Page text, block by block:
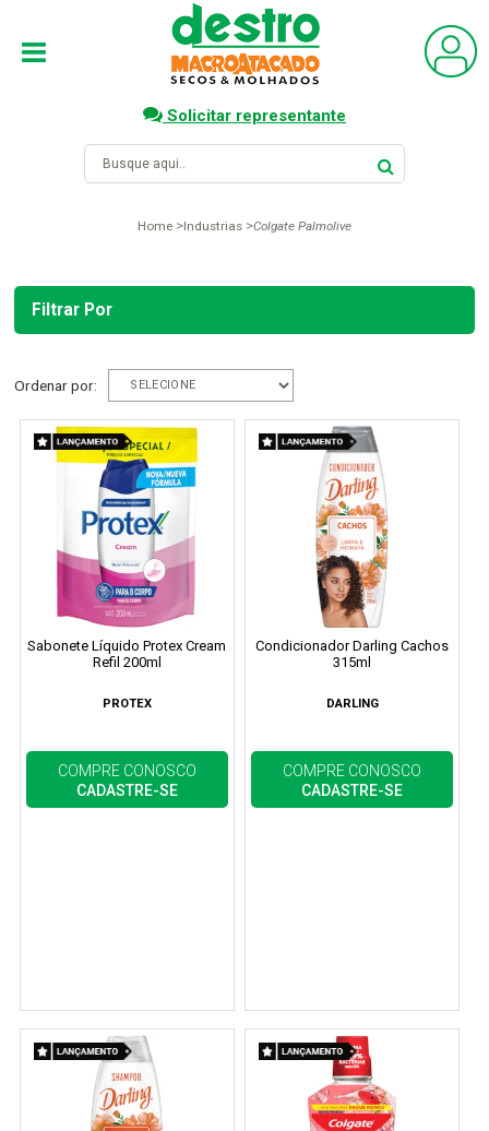
Solicitar representante
Home Industrias Colgate Palmolive
Filtrar Por
Ordenar por:
Sabonete Líquido Protex Cream
Refil 200ml
PROTEX
COMPRE CONOSCO
CADASTRE-SE
Condicionador Darling Cachos
315ml
DARLING
COMPRE CONOSCO
CADASTRE-SE